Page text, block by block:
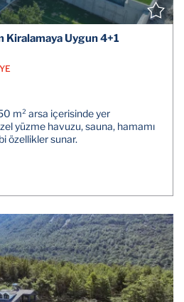
Kiralamaya Uygun 4+1
m² arsa içerisinde yer
yüzme havuzu, sauna, hamamı
özellikler sunar.